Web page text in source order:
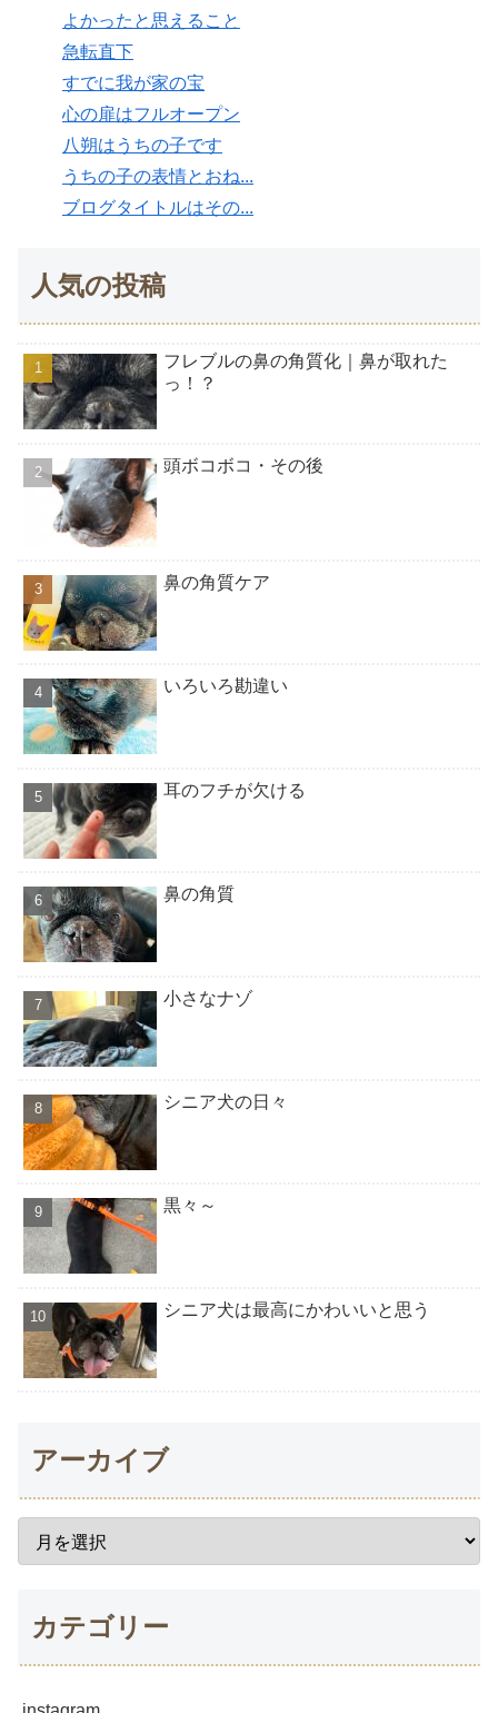
よかったと思えること
急転直下
すでに我が家の宝
心の扉はフルオープン
八朔はうちの子です
うちの子の表情とおね...
ブログタイトルはその...
人気の投稿
フレブルの鼻の角質化｜鼻が取れた
っ！？
頭ボコボコ・その後
鼻の角質ケア
いろいろ勘違い
耳のフチが欠ける
鼻の角質
小さなナゾ
シニア犬の日々
黒々～
シニア犬は最高にかわいいと思う
アーカイブ
カテゴリー